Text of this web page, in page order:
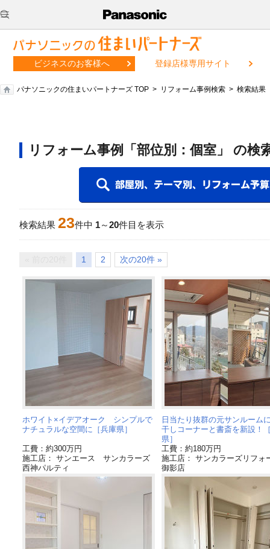
ビジネスのお客様へ 登録店様専用サイト
パナソニックの住まいパートナーズ TOP リフォーム事例検索 検索結果
リフォーム事例「部位別：個室」 の検
検索結果 23件中 1～20件目を表示
1 2 次の20件 »
ホワイト×イデアオーク シンプルで
ナチュラルな空間に［兵庫県］
工費：約300万円
施工店： サンエース サンカラーズ
西神パルティ
日当たり抜群の元サンルーム
干しコーナーと書斎を新設！
県］
工費：約180万円
施工店： サンカラーズリフ
御影店